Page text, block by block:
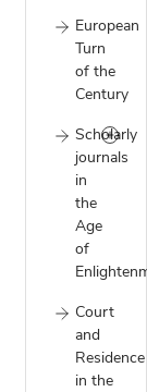
European
Turn
of the
Century
Scholarly
journals
in
the
Age
of
Court
and
Residence
in the